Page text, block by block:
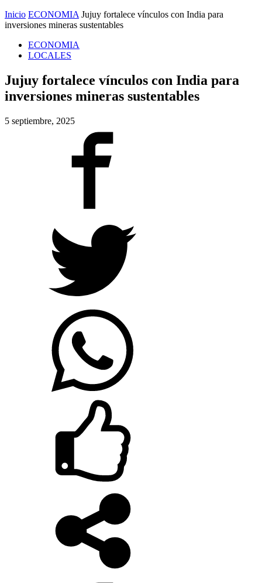
Inicio ECONOMIA Jujuy fortalece vínculos con India para
inversiones mineras sustentables
ECONOMIA
LOCALES
Jujuy fortalece vínculos con India para
inversiones mineras sustentables
5 septiembre, 2025